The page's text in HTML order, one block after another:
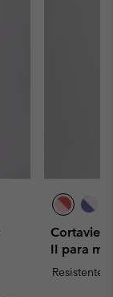
II para
Resistente